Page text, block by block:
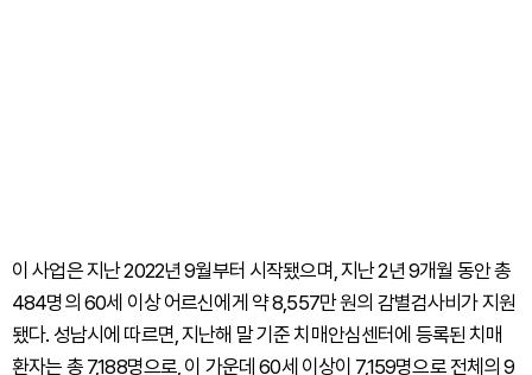
이 사업은 지난 2022년 9월부터 시작됐으며, 지난 2년 9개월 동안 총
484명의 60세 이상 어르신에게 약 8,557만 원의 감별검사비가 지원
됐다. 성남시에 따르면, 지난해 말 기준 치매안심센터에 등록된 치매
환자는 총 7,188명으로, 이 가운데 60세 이상이 7,159명으로 전체의 9